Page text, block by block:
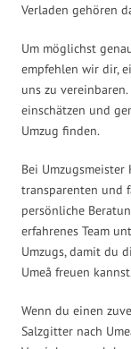
Verladen gehören
Um möglichst
empfehlen wir dir,
uns zu
einschätzen und
Umzug finden.
Bei
transparenten und
persönliche
erfahrenes Team
Umzugs, damit du
Umeå freuen
Wenn du einen
Salzgitter nach